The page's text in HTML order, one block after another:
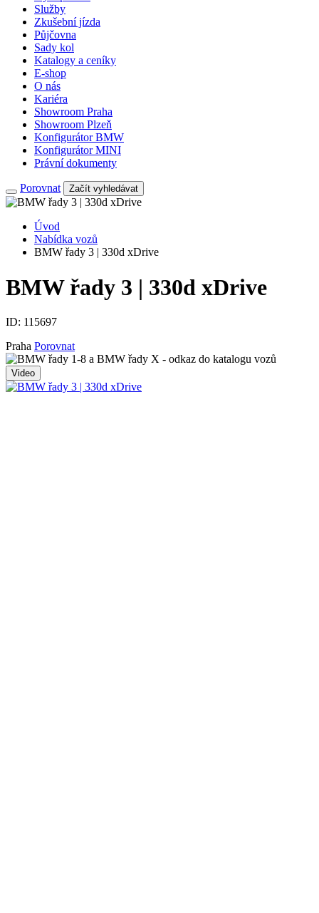
Služby
Zkušební jízda
Půjčovna
Sady kol
Katalogy a ceníky
E-shop
O nás
Kariéra
Showroom Praha
Showroom Plzeň
Konfigurátor BMW
Konfigurátor MINI
Právní dokumenty
Porovnat Začít vyhledávat
Úvod
Nabídka vozů
BMW řady 3 | 330d xDrive
BMW řady 3 | 330d xDrive
ID: 115697
Praha Porovnat
Video